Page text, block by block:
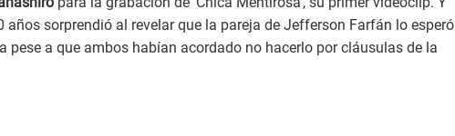
años sorprendió al revelar que la pareja de Jefferson Farfán lo esperó
pese a que ambos habían acordado no hacerlo por cláusulas de la